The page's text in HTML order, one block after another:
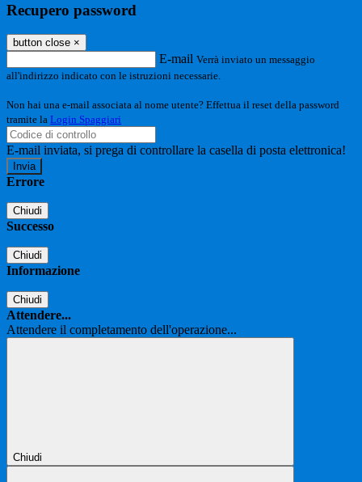
Recupero password
button close ×
E-mail Verrà inviato un messaggio
all'indirizzo indicato con le istruzioni necessarie.
Non hai una e-mail associata al nome utente? Effettua il reset della password
tramite la Login Spaggiari
E-mail inviata, si prega di controllare la casella di posta elettronica!
Errore
Chiudi
Successo
Chiudi
Informazione
Chiudi
Attendere...
Attendere il completamento dell'operazione...
Chiudi